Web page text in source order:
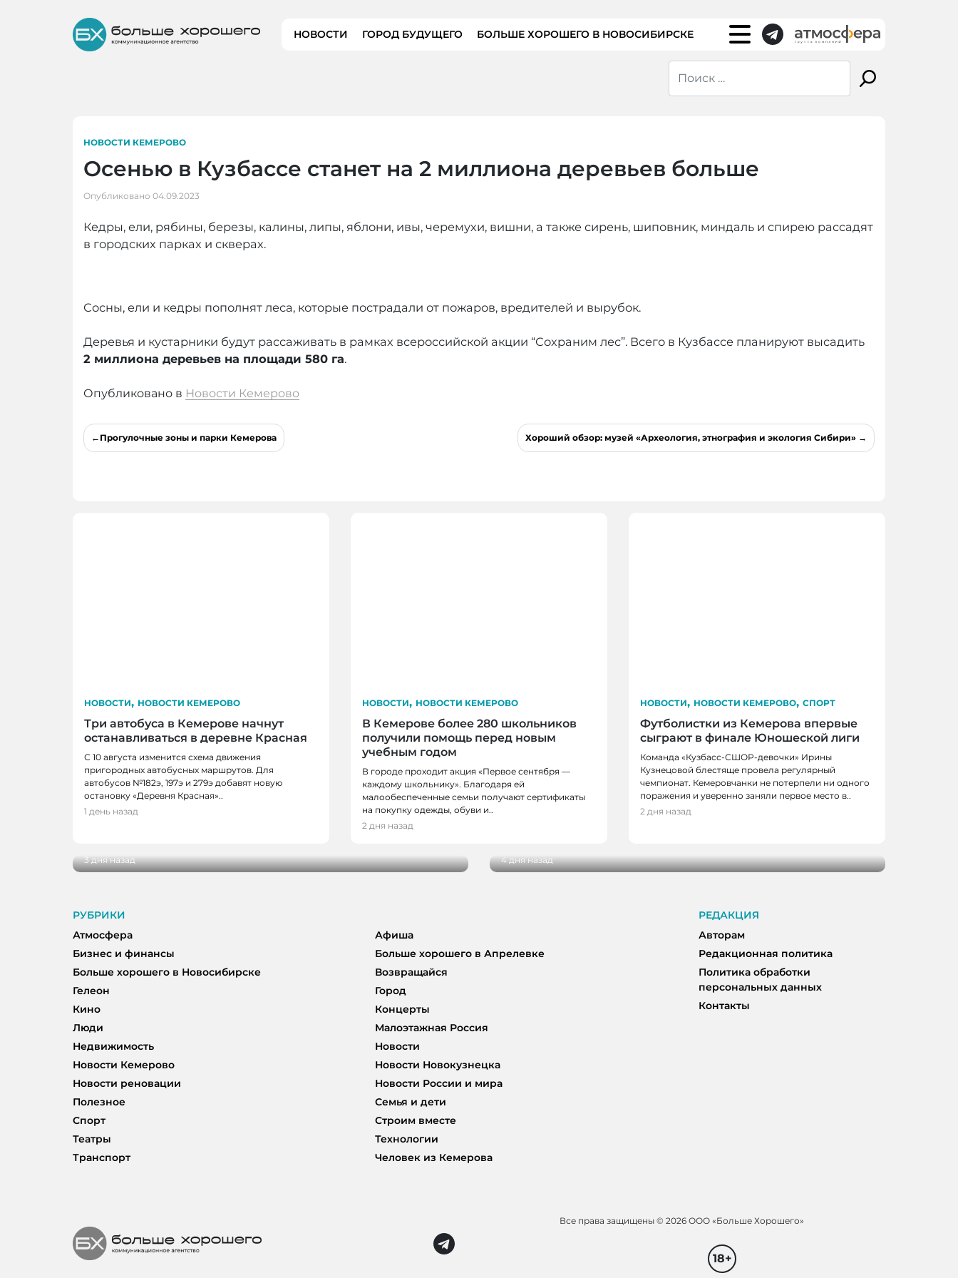
НОВОСТИ ГОРОД БУДУЩЕГО БОЛЬШЕ ХОРОШЕГО В НОВОСИБИРСКЕ
НОВОСТИ КЕМЕРОВО
Осенью в Кузбассе станет на 2 миллиона деревьев больше
Опубликовано 04.09.2023
Кедры, ели, рябины, березы, калины, липы, яблони, ивы, черемухи, вишни, а также сирень, шиповник, миндаль и спирею рассадят
в городских парках и скверах.
Сосны, ели и кедры пополнят леса, которые пострадали от пожаров, вредителей и вырубок.
Деревья и кустарники будут рассаживать в рамках всероссийской акции “Сохраним лес”. Всего в Кузбассе планируют высадить
2 миллиона деревьев на площади 580 га.
Опубликовано в Новости Кемерово
Навигация
по
Прогулочные зоны и парки Кемерова Хороший обзор: музей «Археология, этнография и экология Сибири»
НОВОСТИ, НОВОСТИ КЕМЕРОВО
Три автобуса в Кемерове начнут
останавливаться в деревне Красная
С 10 августа изменится схема движения
пригородных автобусных маршрутов. Для
автобусов №182э, 197э и 279э добавят новую
остановку «Деревня Красная»..
1 день назад
НОВОСТИ, НОВОСТИ КЕМЕРОВО
В Кемерове более 280 школьников
получили помощь перед новым
учебным годом
В городе проходит акция «Первое сентября —
каждому школьнику». Благодаря ей
малообеспеченные семьи получают сертификаты
на покупку одежды, обуви и..
2 дня назад
НОВОСТИ, НОВОСТИ КЕМЕРОВО, СПОРТ
Футболистки из Кемерова впервые
сыграют в финале Юношеской лиги
Команда «Кузбасс-СШОР-девочки» Ирины
Кузнецовой блестяще провела регулярный
чемпионат. Кемеровчанки не потерпели ни одного
поражения и уверенно заняли первое место в..
2 дня назад
НОВОСТИ, НОВОСТИ КЕМЕРОВО
В Кемерове выбрали лучшую практику благоустройства от
3 дня назад
НОВОСТИ, НОВОСТИ КЕМЕРОВО, НОВОСТИ
НОВОКУЗНЕЦКА
4 дня назад
РУБРИКИ
Атмосфера
Афиша
Бизнес и финансы
Больше хорошего в Апрелевке
Больше хорошего в Новосибирске
Возвращайся
Гелеон
Город
Кино
Концерты
Люди
Малоэтажная Россия
Недвижимость
Новости
Новости Кемерово
Новости Новокузнецка
Новости реновации
Новости России и мира
Полезное
Семья и дети
Спорт
Строим вместе
Театры
Технологии
Транспорт
Человек из Кемерова
РЕДАКЦИЯ
Авторам
Редакционная политика
Политика обработки
персональных данных
Контакты
Все права защищены © 2026 ООО «Больше Хорошего»
18+